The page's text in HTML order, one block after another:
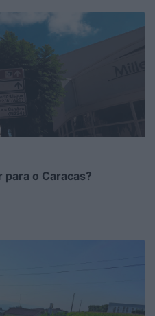
para o Caracas?